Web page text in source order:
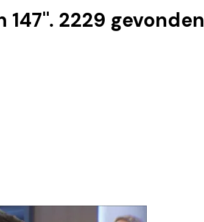
147". 2229 gevonden